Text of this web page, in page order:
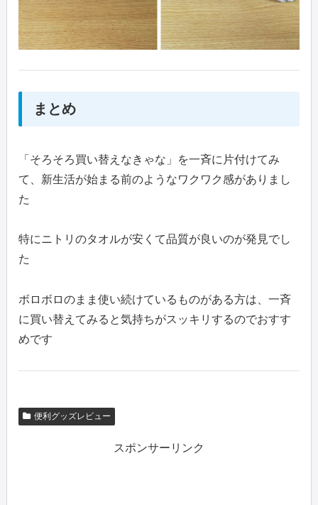
まとめ
「そろそろ買い替えなきゃな」を一斉に片付けてみ
て、新生活が始まる前のようなワクワク感がありまし
た
特にニトリのタオルが安くて品質が良いのが発見でし
た
ボロボロのまま使い続けているものがある方は、一斉
に買い替えてみると気持ちがスッキリするのでおすす
めです
便利グッズレビュー
スポンサーリンク